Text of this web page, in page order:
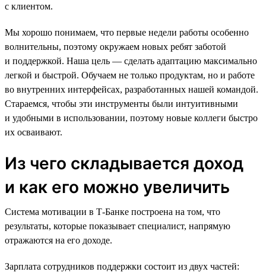
с клиентом.
Мы хорошо понимаем, что первые недели работы особенно
волнительны, поэтому окружаем новых ребят заботой
и поддержкой. Наша цель — сделать адаптацию максимально
легкой и быстрой. Обучаем не только продуктам, но и работе
во внутренних интерфейсах, разработанных нашей командой.
Стараемся, чтобы эти инструменты были интуитивными
и удобными в использовании, поэтому новые коллеги быстро
их осваивают.
Из чего складывается доход
и как его можно увеличить
Система мотивации в Т-Банке построена на том, что
результаты, которые показывает специалист, напрямую
отражаются на его доходе.
Зарплата сотрудников поддержки состоит из двух частей: